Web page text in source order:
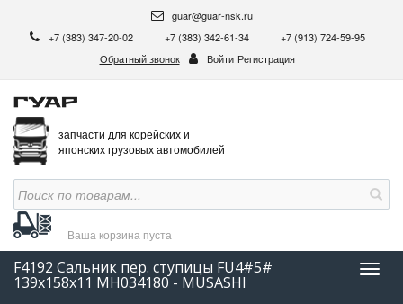
guar@guar-nsk.ru
+7 (383) 347-20-02
+7 (383) 342-61-34
+7 (913) 724-59-95
Обратный звонок
Войти Регистрация
запчасти для корейских и
японских грузовых автомобилей
Ваша корзина пуста
F4192 Сальник пер. ступицы FU4#5#
139x158x11 MH034180 - MUSASHI